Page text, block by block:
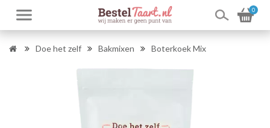
0
Doe het zelf Bakmixen Boterkoek Mix